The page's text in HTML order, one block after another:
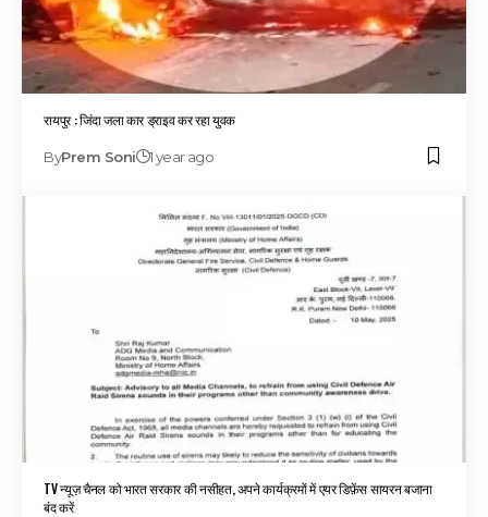
रायपुर : जिंदा जला कार ड्राइव कर रहा युवक
ByPrem Soni 1 year ago
TV न्यूज़ चैनल को भारत सरकार की नसीहत, अपने कार्यक्रमों में एयर डिफ़ेंस सायरन बजाना
बंद करें